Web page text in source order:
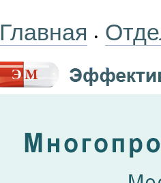
Главная •